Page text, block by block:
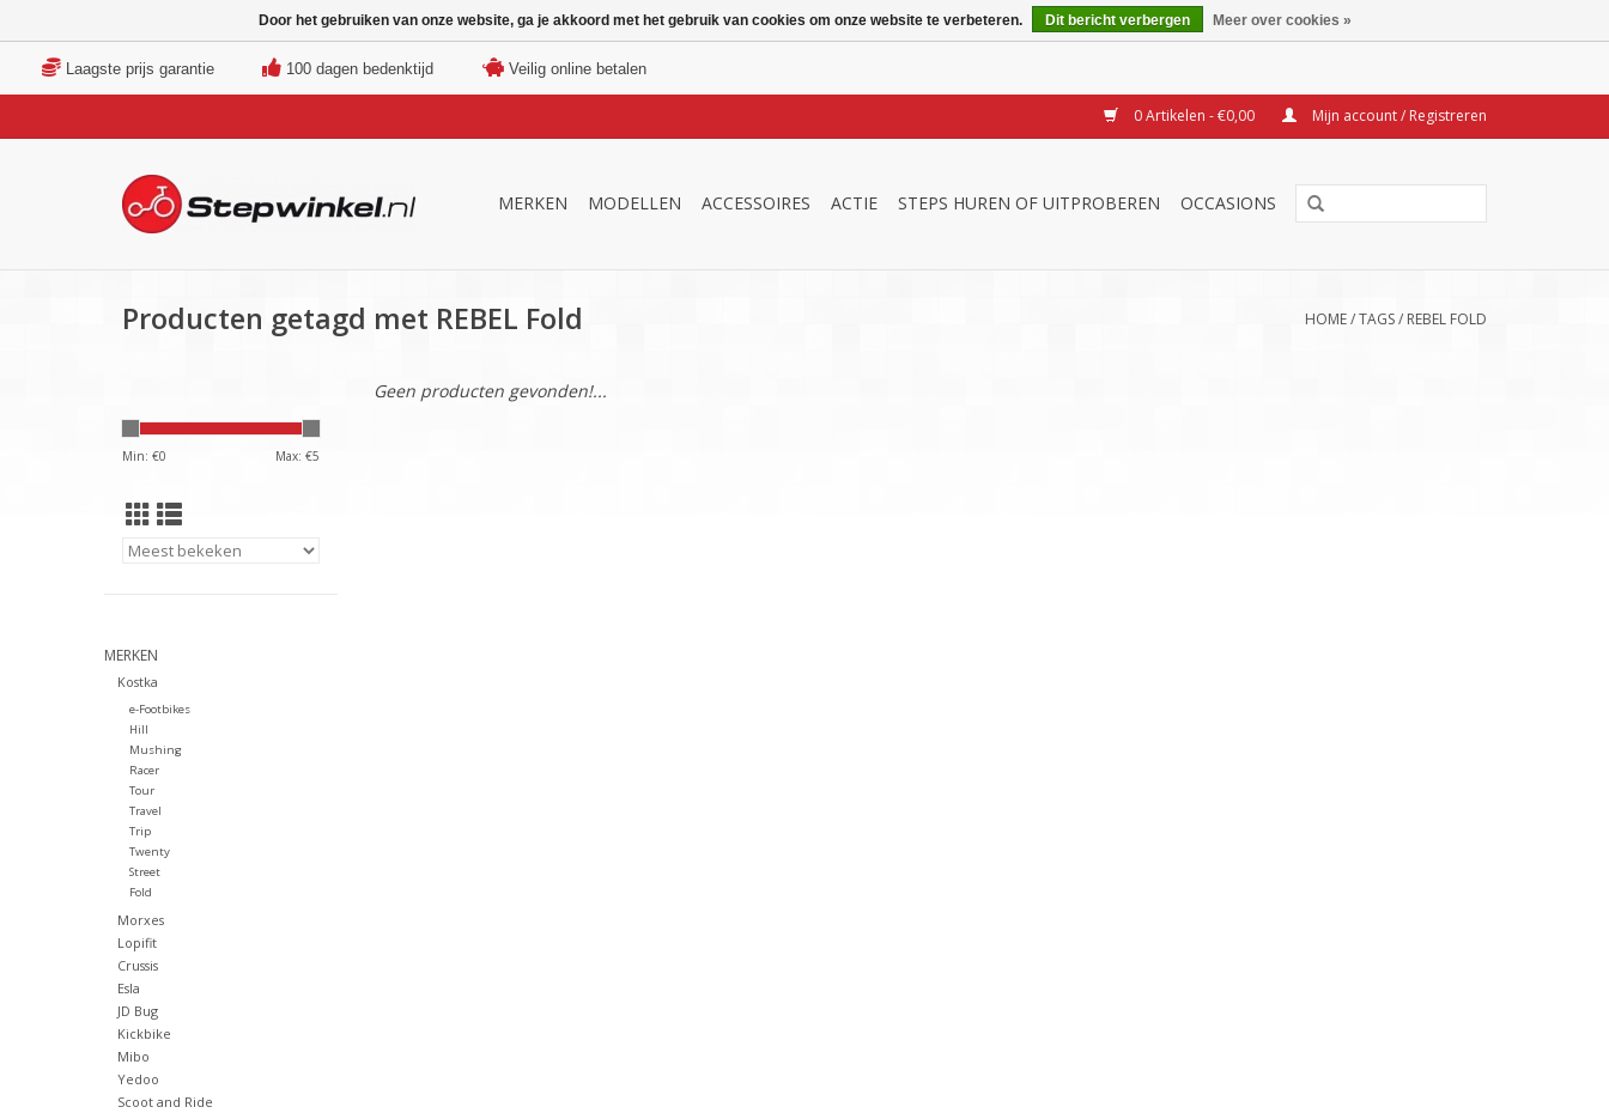
Laagste prijs garantie 100 dagen bedenktijd Veilig online betalen
0 Artikelen - €0,00 Mijn account / Registreren
MERKEN MODELLEN ACCESSOIRES ACTIE STEPS HUREN OF UITPROBEREN OCCASIONS
Producten getagd met REBEL Fold HOME/TAGS/ REBEL FOLD
Min: €0 Max: €5
MERKEN
Kostka
e-Footbikes
Hill
Mushing
Racer
Tour
Travel
Trip
Twenty
Street
Fold
Morxes
Lopifit
Crussis
Esla
JD Bug
Kickbike
Mibo
Yedoo
Scoot and Ride
Geen producten gevonden!...
Door het gebruiken van onze website, ga je akkoord met het gebruik van cookies om onze website te verbeteren. Dit bericht verbergen Meer over cookies »